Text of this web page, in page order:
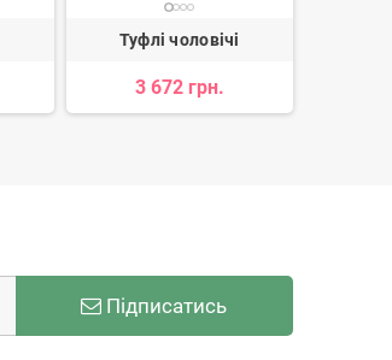
Туфлі чоловічі
3 672 грн.
Підписатись